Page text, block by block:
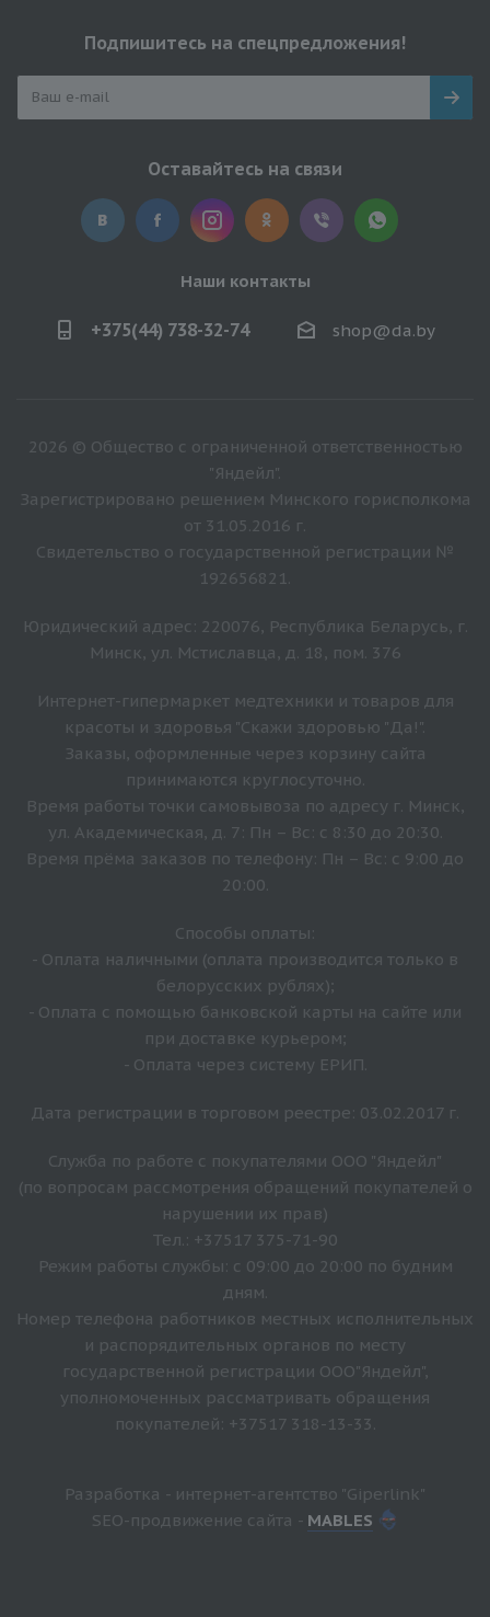
Подпишитесь на спецпредложения!
Оставайтесь на связи
Наши контакты
+375(44) 738-32-74 shop@da.by
2026 © Общество с ограниченной ответственностью
"Яндейл".
Зарегистрировано решением Минского горисполкома
от 31.05.2016 г.
Свидетельство о государственной регистрации №
192656821.
Юридический адрес: 220076, Республика Беларусь, г.
Минск, ул. Мстиславца, д. 18, пом. 376
Интернет-гипермаркет медтехники и товаров для
красоты и здоровья "Скажи здоровью "Да!".
Заказы, оформленные через корзину сайта
принимаются круглосуточно.
Время работы точки самовывоза по адресу г. Минск,
ул. Академическая, д. 7: Пн – Вс: с 8:30 до 20:30.
Время прёма заказов по телефону: Пн – Вс: с 9:00 до
20:00.
Способы оплаты:
- Оплата наличными (оплата производится только в
белорусских рублях);
- Оплата с помощью банковской карты на сайте или
при доставке курьером;
- Оплата через систему ЕРИП.
Дата регистрации в торговом реестре: 03.02.2017 г.
Служба по работе с покупателями ООО "Яндейл"
(по вопросам рассмотрения обращений покупателей о
нарушении их прав)
Тел.: +37517 375-71-90
Режим работы службы: с 09:00 до 20:00 по будним
дням.
Номер телефона работников местных исполнительных
и распорядительных органов по месту
государственной регистрации ООО"Яндейл",
уполномоченных рассматривать обращения
покупателей: +37517 318-13-33.
Разработка - интернет-агентство "Giperlink"
SEO-продвижение сайта - MABLES